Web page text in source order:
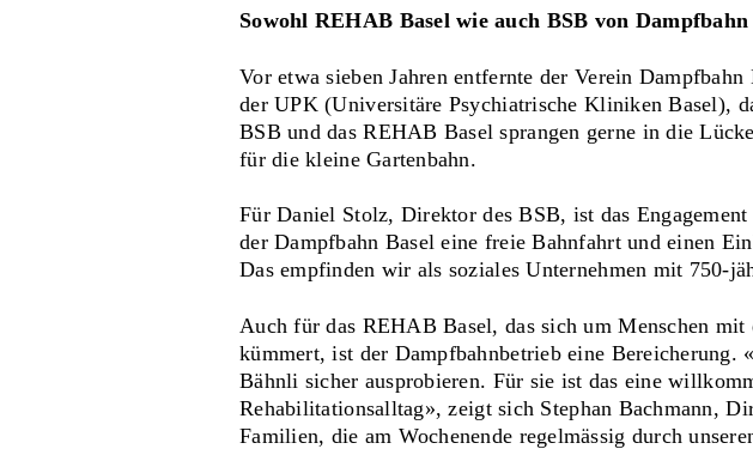
Sowohl REHAB Basel wie auch BSB von Dampfbahn
Vor etwa sieben Jahren entfernte der Verein
der UPK (Universitäre Psychiatrische Kliniken Basel),
BSB und das REHAB Basel sprangen gerne in die
für die kleine Gartenbahn.
Für Daniel Stolz, Direktor des BSB, ist das
der Dampfbahn Basel eine freie Bahnfahrt und einen
Das empfinden wir als soziales Unternehmen mit 750-
Auch für das REHAB Basel, das sich um Menschen
kümmert, ist der Dampfbahnbetrieb eine Bereicherung.
Bähnli sicher ausprobieren. Für sie ist das eine
Rehabilitationsalltag», zeigt sich Stephan Bachmann,
Familien, die am Wochenende regelmässig durch